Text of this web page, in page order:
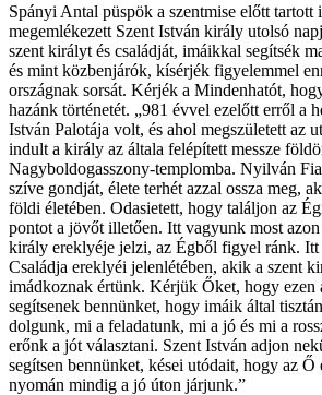
Spányi Antal püspök a szentmise előtt tartott
megemlékezett Szent István király utolsó
szent királyt és családját, imáikkal segítsék
és mint közbenjárók, kísérjék figyelemmel
országnak sorsát. Kérjék a Mindenhatót,
hazánk történetét. „981 évvel ezelőtt erről a
István Palotája volt, és ahol megszületett az
indult a király az általa felépített messze
Nagyboldogasszony-templomba. Nyilván
szíve gondját, élete terhét azzal ossza meg,
földi életében. Odasietett, hogy találjon az
pontot a jövőt illetően. Itt vagyunk most
király ereklyéje jelzi, az Égből figyel ránk.
Családja ereklyéi jelenlétében, akik a szent
imádkoznak értünk. Kérjük Őket, hogy ezen
segítsenek bennünket, hogy imáik által
dolgunk, mi a feladatunk, mi a jó és mi a
erőnk a jót választani. Szent István adjon
segítsen bennünket, kései utódait, hogy az Ő
nyomán mindig a jó úton járjunk.”